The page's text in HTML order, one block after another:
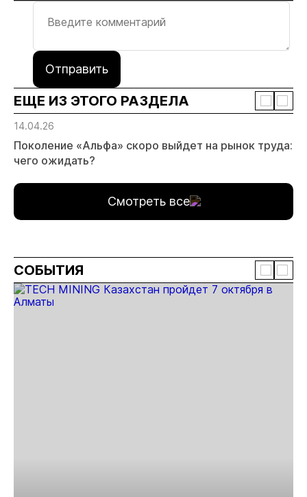
Отправить
ЕЩЕ ИЗ ЭТОГО РАЗДЕЛА
14.04.26
Поколение «Альфа» скоро выйдет на рынок труда:
чего ожидать?
Смотреть все
СОБЫТИЯ